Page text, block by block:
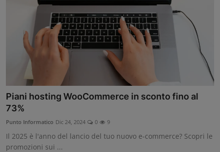
Piani hosting WooCommerce in sconto fino al
73%
Punto Informatico Dic 24, 2024 0 9
Il 2025 è l'anno del lancio del tuo nuovo e-commerce? Scopri le
promozioni sui ...